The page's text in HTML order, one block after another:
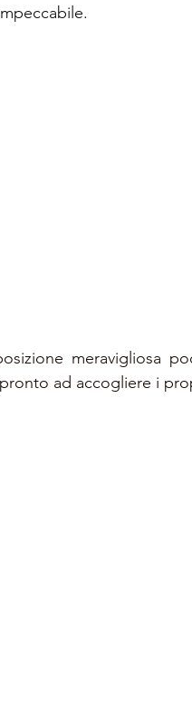
meravigliosa
ad accogliere i